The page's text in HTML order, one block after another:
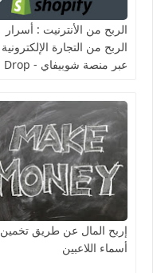
الربح من الأنترنيت : أسرار
الربح من التجارة الإلكترونية
عبر منصة شوبيفاي - Drop
إربح المال عن طريق تخمين
أسماء اللاعبين